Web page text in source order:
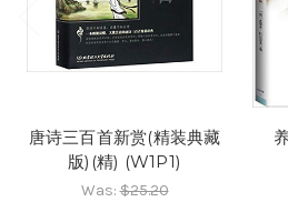
唐诗三百首新赏(精装典藏
版)(精) (W1P1)
Was:$25.20